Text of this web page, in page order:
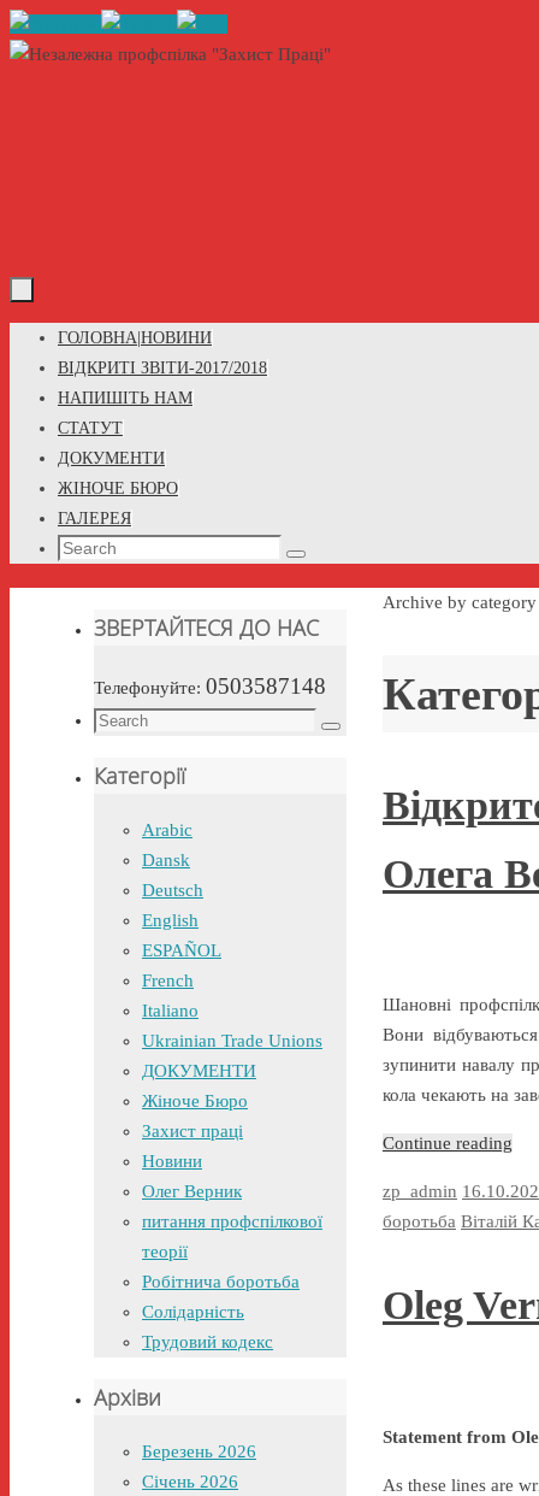
Skip
to
Skip
content
ГОЛОВНА|НОВИНИ
ВІДКРИТІ ЗВІТИ-2017/2018
НАПИШІТЬ НАМ
СТАТУТ
ДОКУМЕНТИ
ЖІНОЧЕ БЮРО
ГАЛЕРЕЯ
Search
Search
Home
Archive by
Олега
Шановні
Вони
зупинити навалу
кола чекають на
Continue reading
zp_admin
боротьба Віталій
Oleg
Statement from
As these lines are
ЗВЕРТАЙТЕСЯ ДО НАС
Телефонуйте: 0503587148
Search
Search
Категорії
Arabic
Dansk
Deutsch
English
ESPAÑOL
French
Italiano
Ukrainian Trade Unions
ДОКУМЕНТИ
Жіноче Бюро
Захист праці
Новини
Олег Верник
питання профспілкової
теорії
Робітнича боротьба
Солідарність
Трудовий кодекс
Архіви
Березень 2026
Січень 2026